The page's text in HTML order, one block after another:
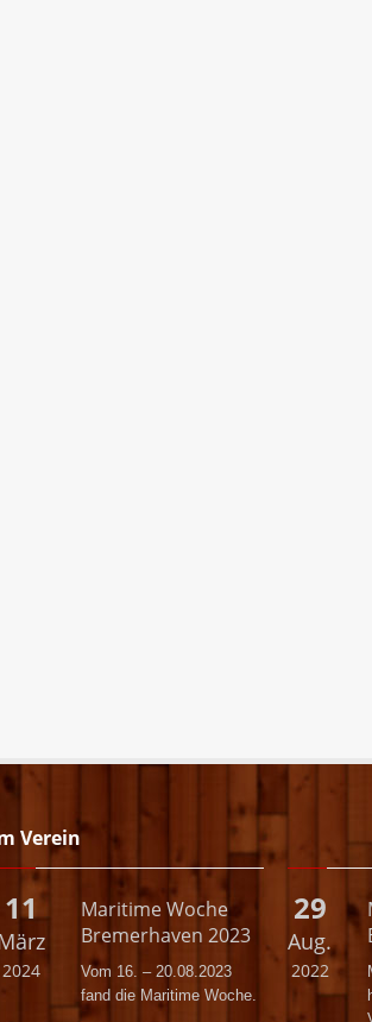
Verein
11
2024
Maritime Woche
Bremerhaven 2023
Vom 16. – 20.08.2023
fand die Maritime Woche.
29
Aug.
2022